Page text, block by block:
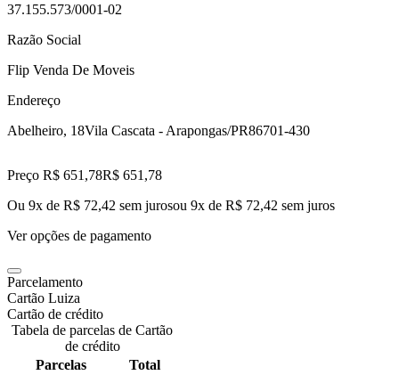
37.155.573/0001-02
Razão Social
Flip Venda De Moveis
Endereço
Abelheiro, 18Vila Cascata - Arapongas/PR86701-430
Preço R$ 651,78R$ 651 ,78
Ou 9x de R$ 72,42 sem jurosou 9x de R$ 72,42 sem juros
Ver opções de pagamento
Parcelamento
Cartão Luiza
Cartão de crédito
Tabela de parcelas de Cartão
de crédito
Parcelas
Total